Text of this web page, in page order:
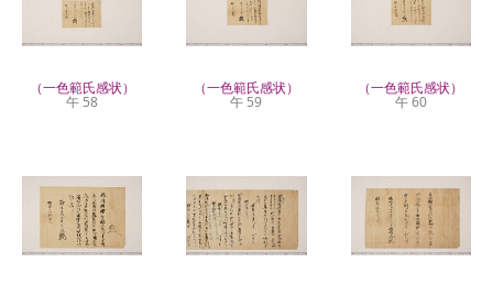
（一色範氏感状）
午 58
（一色範氏感状）
午 59
（一色範氏感状）
午 60